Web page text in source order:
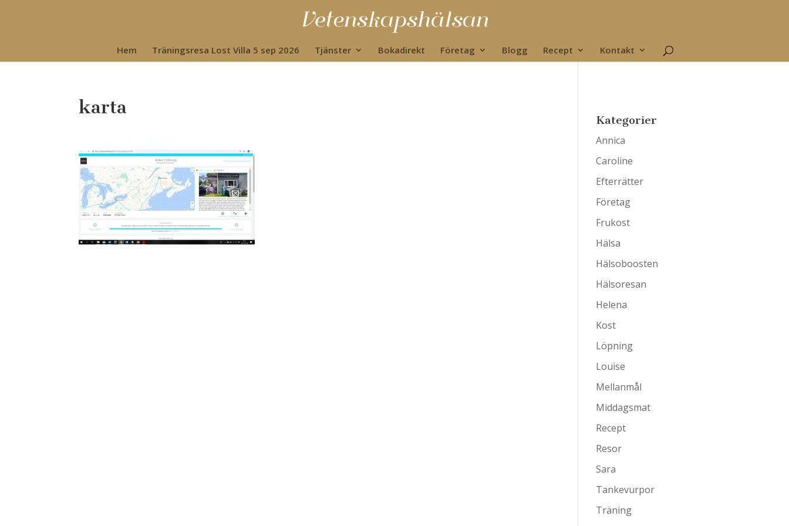
Hem Träningsresa Lost Villa 5 sep 2026 Tjänster Bokadirekt Företag Blogg Recept Kontakt
karta
Kategorier
Annica
Caroline
Efterrätter
Företag
Frukost
Hälsa
Hälsoboosten
Hälsoresan
Helena
Kost
Löpning
Louise
Mellanmål
Middagsmat
Recept
Resor
Sara
Tankevurpor
Träning